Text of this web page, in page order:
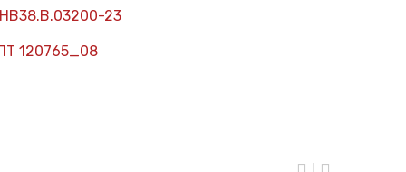
23
120765_08